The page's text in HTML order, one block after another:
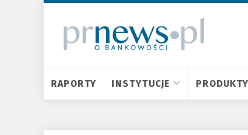
RAPORTY INSTYTUCJE PRODUKTY